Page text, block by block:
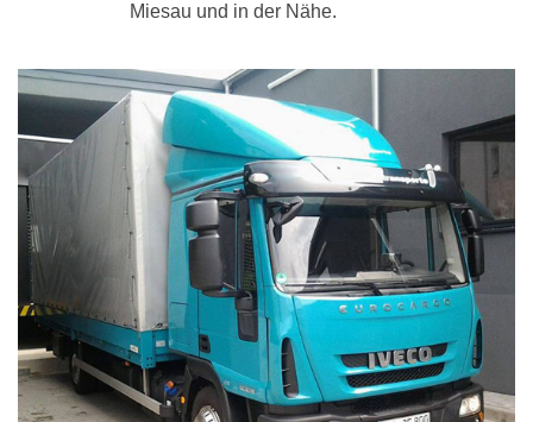
Miesau und in der Nähe.